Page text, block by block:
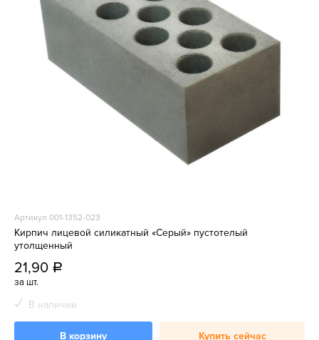
Артикул 001-1352-023
Кирпич лицевой силикатный «Серый» пустотелый
утолщенный
21,90 a
за шт.
В наличии
В корзину Купить сейчас